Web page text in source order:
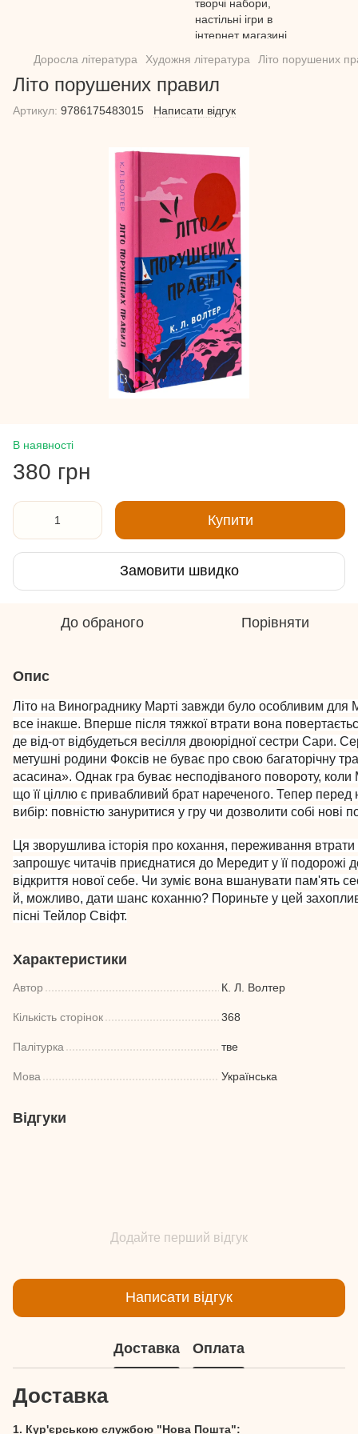
Доросла література Художня література Літо порушених
Літо порушених правил
Артикул: 9786175483015 Написати відгук
В наявності
380 грн
Купити
Замовити швидко
До обраного Порівняти
Опис
Літо на Винограднику Марті завжди було особливим для
все інакше. Вперше після тяжкої втрати вона
де від-от відбудеться весілля двоюрідної сестри Сари.
метушні родини Фоксів не буває про свою багаторічну
асасина». Однак гра буває несподіваного повороту, коли
що її ціллю є привабливий брат нареченого. Тепер перед
вибір: повністю зануритися у гру чи дозволити собі нові
Ця зворушлива історія про кохання, переживання втрати
запрошує читачів приєднатися до Мередит у її подорожі
відкриття нової себе. Чи зуміє вона вшанувати пам'ять
й, можливо, дати шанс коханню? Пориньте у цей
пісні Тейлор Свіфт.
Характеристики
Автор К. Л. Волтер
Кількість сторінок 368
Палітурка тве
Мова Українська
Відгуки
Додайте перший відгук
Написати відгук
Доставка Оплата
Доставка
1. Кур'єрською службою "Нова Пошта":